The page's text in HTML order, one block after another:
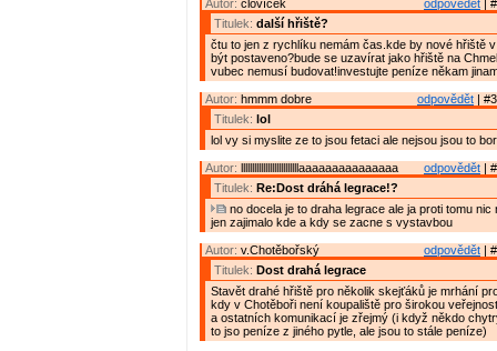
odpovědět |
Autor: človíček
Titulek: další hřiště?
čtu to jen z rychlíku nemám čas.kde by nové hřiště
být postaveno?bude se uzavírat jako hřiště na
vubec nemusí budovat!investujte peníze někam
odpovědět |
Autor: hmmm dobre
Titulek: lol
lol vy si myslite ze to jsou fetaci ale nejsou jsou to
odpovědět |
Autor: llllllllllllllllllllllllllaaaaaaaaaaaaaaa
Titulek: Re:Dost dráhá legrace!?
no docela je to draha legrace ale ja proti tomu nic
jen zajimalo kde a kdy se zacne s vystavbou
odpovědět |
Autor: v.Chotěbořský
Titulek: Dost drahá legrace
Stavět drahé hřiště pro několik skejťáků je mrhání
kdy v Chotěboři není koupaliště pro širokou
a ostatních komunikací je zřejmý (i když někdo
to jso peníze z jiného pytle, ale jsou to stále peníze)